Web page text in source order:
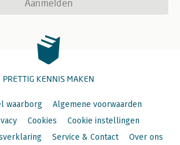
Aanmelden
PRETTIG KENNIS MAKEN
waarborg
Algemene voorwaarden
Cookies
Cookie instellingen
Service & Contact Over ons